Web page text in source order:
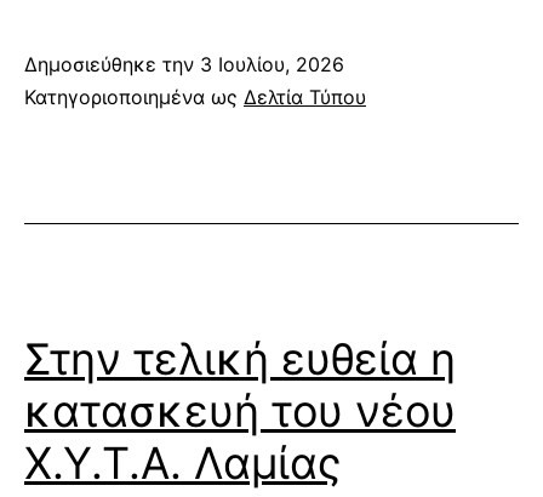
Δημοσιεύθηκε την 3 Ιουλίου, 2026
Κατηγοριοποιημένα ως Δελτία Τύπου
Στην τελική ευθεία η
κατασκευή του νέου
Χ.Υ.Τ.Α. Λαμίας